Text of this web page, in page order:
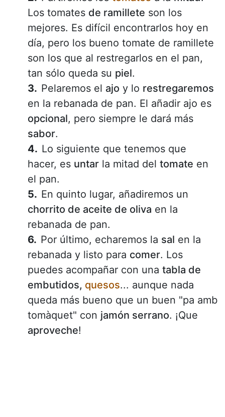
Los tomates de ramillete son los
mejores. Es difícil encontrarlos hoy en
día, pero los bueno tomate de ramillete
son los que al restregarlos en el pan,
tan sólo queda su piel.
Pelaremos el ajo y lo restregaremos
en la rebanada de pan. El añadir ajo es
opcional, pero siempre le dará más
sabor.
Lo siguiente que tenemos que
hacer, es untar la mitad del tomate en
el pan.
En quinto lugar, añadiremos un
chorrito de aceite de oliva en la
rebanada de pan.
Por último, echaremos la sal en la
rebanada y listo para comer. Los
puedes acompañar con una tabla de
embutidos, quesos... aunque nada
queda más bueno que un buen "pa amb
tomàquet" con jamón serrano. ¡Que
aproveche!